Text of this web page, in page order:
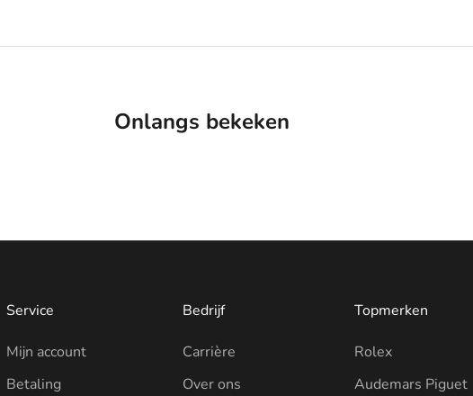
Onlangs bekeken
Service
Mijn account
Betaling
Bedrijf
Carrière
Over ons
Topmerken
Rolex
Audemars Piguet